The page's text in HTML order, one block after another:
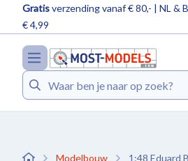
Gratisverzending vanaf € 80,- | NL &
€ 4,99
Zoeken
Modelbouw 1:48 Eduard